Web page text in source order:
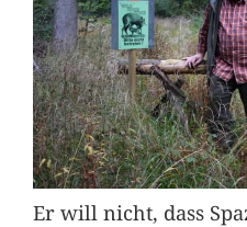
Er will nicht, dass